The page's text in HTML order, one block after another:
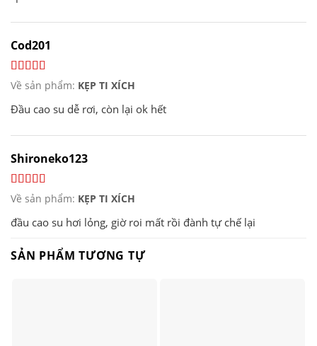
Cod201
Về sản phẩm: KẸP TI XÍCH
Đầu cao su dễ rơi, còn lại ok hết
Shironeko123
Về sản phẩm: KẸP TI XÍCH
đầu cao su hơi lỏng, giờ roi mất rồi đành tự chế lại
SẢN PHẨM TƯƠNG TỰ